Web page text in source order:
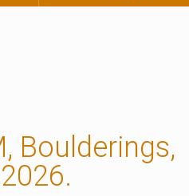
Boulderings,